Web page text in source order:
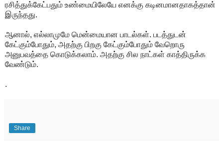
ரசித்துக்கேட்பதும் உண்மையிலேயே எனக்கு கடினமானதாகத்தான்
இருந்தது.
ஆனால், எல்லாமுமே மென்மையான பாடல்கள். படத்துடன்
கேட்கும்போதும், அதற்கு பிறகு கேட்கும்போதும் வேறொரு
அனுபவத்தை கொடுக்கலாம். அதற்கு சில நாட்கள் காத்திருக்க
வேண்டும்.
.
Share